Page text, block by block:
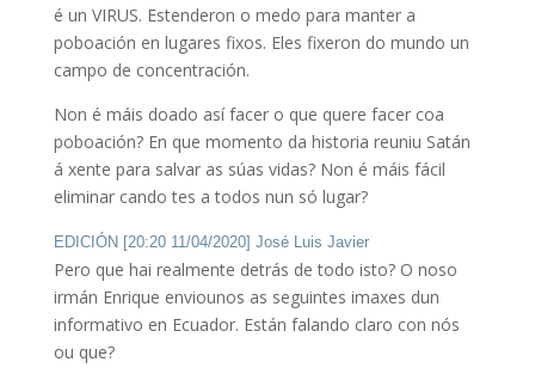
é un VIRUS. Estenderon o medo para manter a
poboación en lugares fixos. Eles fixeron do mundo un
campo de concentración.
Non é máis doado así facer o que quere facer coa
poboación? En que momento da historia reuniu Satán
á xente para salvar as súas vidas? Non é máis fácil
eliminar cando tes a todos nun só lugar?
EDICIÓN [20:20 11/04/2020] José Luis Javier
Pero que hai realmente detrás de todo isto? O noso
irmán Enrique enviounos as seguintes imaxes dun
informativo en Ecuador. Están falando claro con nós
ou que?